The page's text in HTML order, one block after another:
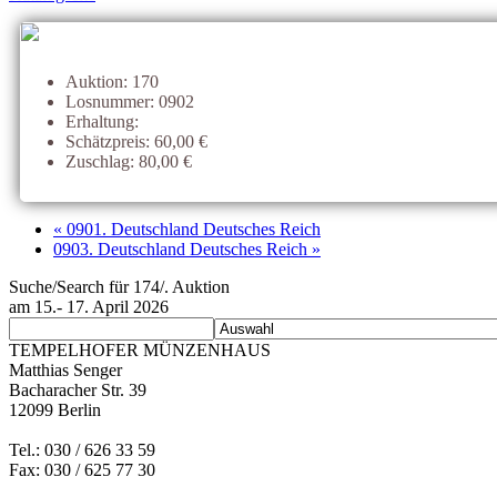
Auktion: 170
Losnummer: 0902
Erhaltung:
Schätzpreis: 60,00 €
Zuschlag: 80,00 €
« 0901. Deutschland Deutsches Reich
0903. Deutschland Deutsches Reich »
Suche/Search für 174/. Auktion
am 15.- 17. April 2026
TEMPELHOFER MÜNZENHAUS
Matthias Senger
Bacharacher Str. 39
12099 Berlin
Tel.: 030 / 626 33 59
Fax: 030 / 625 77 30